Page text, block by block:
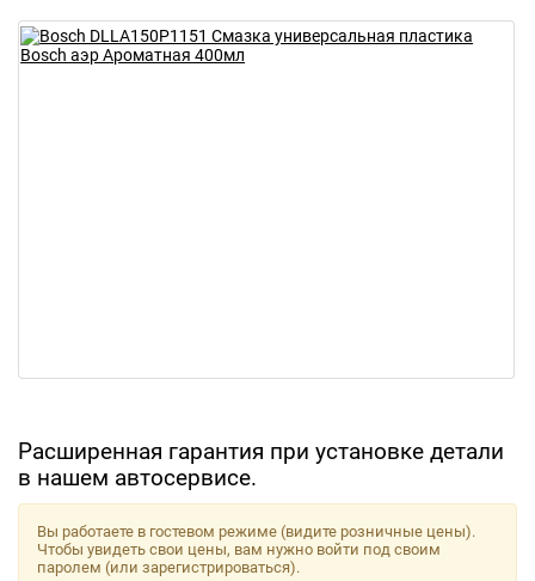
Расширенная гарантия при установке детали
в нашем автосервисе.
Вы работаете в гостевом режиме (видите розничные цены).
Чтобы увидеть свои цены, вам нужно войти под своим
паролем (или зарегистрироваться).